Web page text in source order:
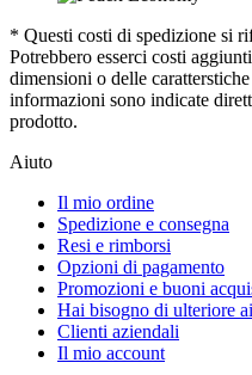
* Questi costi di spedizione si
Potrebbero esserci costi
dimensioni o delle
informazioni sono indicate
prodotto.
Aiuto
Il mio ordine
Spedizione e consegna
Resi e rimborsi
Opzioni di pagamento
Promozioni e buoni
Hai bisogno di ulteriore
Clienti aziendali
Il mio account